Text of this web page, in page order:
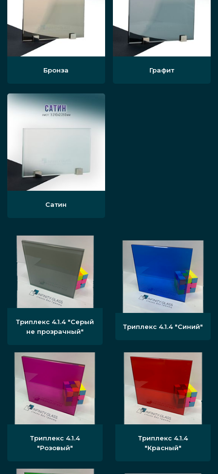
Бронза Графит
Сатин
Триплекс 4.1.4 "Серый
не прозрачный"
Триплекс 4.1.4 "Синий"
Триплекс 4.1.4
"Розовый"
Триплекс 4.1.4
"Красный"